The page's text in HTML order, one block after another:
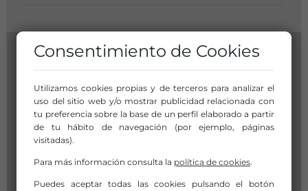
Consentimiento de Cookies
Utilizamos cookies propias y de terceros para analizar el
uso del sitio web y/o mostrar publicidad relacionada con
tu preferencia sobre la base de un perfil elaborado a partir
de tu hábito de navegación (por ejemplo, páginas
visitadas).
Para más información consulta la política de cookies.
Puedes aceptar todas las cookies pulsando el botón